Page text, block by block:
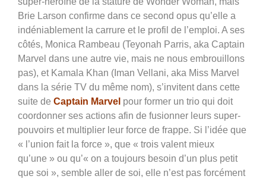
Brie Larson confirme dans ce second opus qu’elle a
indéniablement la carrure et le profil de l’emploi. A ses
côtés, Monica Rambeau (Teyonah Parris, aka Captain
Marvel dans une autre vie, mais ne nous embrouillons
pas), et Kamala Khan (Iman Vellani, aka Miss Marvel
dans la série TV du même nom), s’invitent dans cette
suite de Captain Marvel pour former un trio qui doit
coordonner ses actions afin de fusionner leurs super-
pouvoirs et multiplier leur force de frappe. Si l’idée que
« l’union fait la force », que « trois valent mieux
qu’une » ou qu’« on a toujours besoin d’un plus petit
que soi », semble aller de soi, elle n’est pas forcément